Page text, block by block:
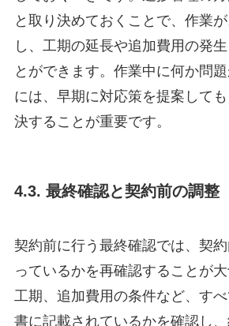
と取り決めておくことで、作業
し、工期の延長や追加費用の発
とができます。作業中に何か問
には、早期に対応策を提案して
決することが重要です。
4.3. 最終確認と契約前の調整
契約前に行う最終確認では、契
っているかを再確認することが大
工期、追加費用の条件など、す
書に記載されているかを確認し